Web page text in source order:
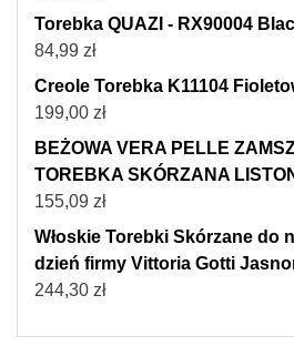
Torebka QUAZI - RX90004
84,99 zł
Creole Torebka K11104
199,00 zł
BEŻOWA VERA PELLE
TOREBKA SKÓRZANA
155,09 zł
Włoskie Torebki Skórzane do
dzień firmy Vittoria Gotti
244,30 zł